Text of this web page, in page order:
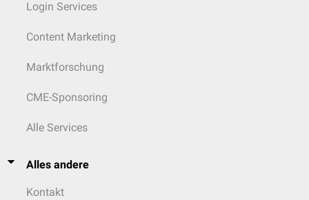
Login Services
Content Marketing
Marktforschung
CME-Sponsoring
Alle Services
Alles andere
Kontakt